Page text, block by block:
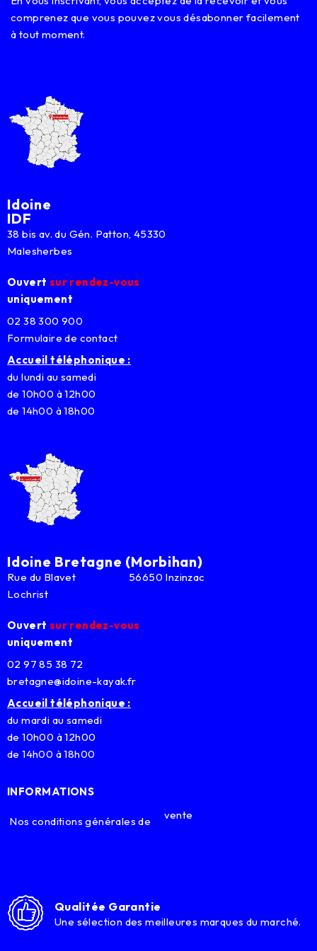
E
m
a
comprenez que vous pouvez vous désabonner facilement
à tout moment.
Idoine
IDF
38 bis av. du Gén. Patton, 45330
Malesherbes
Ouvert sur rendez-vous
uniquement
02 38 300 900
Formulaire de contact
Accueil téléphonique :
du lundi au samedi
de 10h00 à 12h00
de 14h00 à 18h00
Idoine Bretagne (Morbihan)
Rue du Blavet 56650 Inzinzac
Lochrist
Ouvert sur rendez-vous
uniquement
02 97 85 38 72
bretagne@idoine-kayak.fr
Accueil téléphonique :
du mardi au samedi
de 10h00 à 12h00
de 14h00 à 18h00
INFORMATIONS
Nos conditions générales de vente
Qualitée Garantie
Une sélection des meilleures marques du marché.